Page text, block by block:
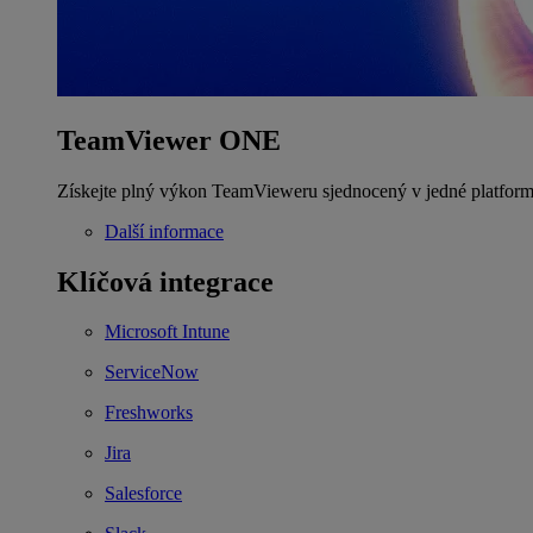
TeamViewer ONE
Získejte plný výkon TeamVieweru sjednocený v jedné
Další informace
Klíčová integrace
Microsoft Intune
ServiceNow
Freshworks
Jira
Salesforce